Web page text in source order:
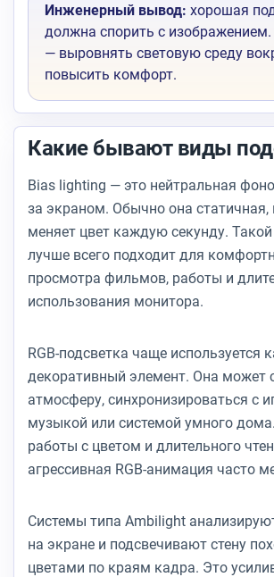
Инженерный вывод: хорошая
должна спорить с изображением.
— выровнять световую среду
повысить комфорт.
Какие бывают виды
Bias lighting — это нейтральная
за экраном. Обычно она статичная,
меняет цвет каждую секунду.
лучше всего подходит для
просмотра фильмов, работы и
использования монитора.
RGB-подсветка чаще используется
декоративный элемент. Она может
атмосферу, синхронизироваться с
музыкой или системой умного
работы с цветом и длительного
агрессивная RGB-анимация часто
Системы типа Ambilight
на экране и подсвечивают стену
цветами по краям кадра. Это